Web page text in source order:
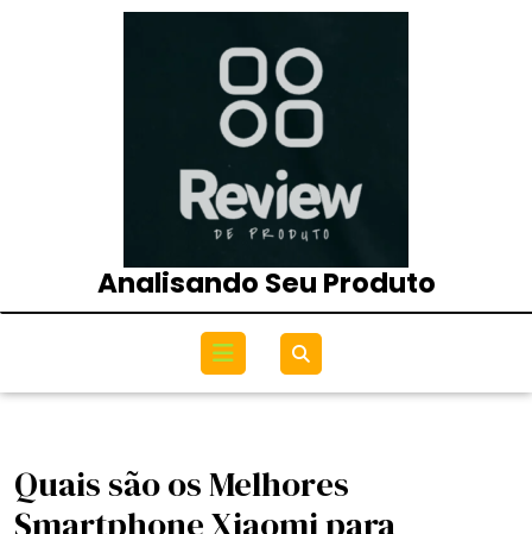
Analisando Seu Produto
Open
Menu
Quais são os Melhores
Smartphone Xiaomi para